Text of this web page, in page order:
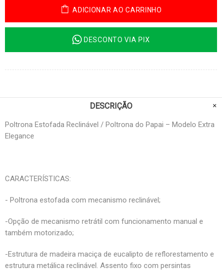
ADICIONAR AO CARRINHO
DESCONTO VIA PIX
DESCRIÇÃO
Poltrona Estofada Reclinável / Poltrona do Papai – Modelo Extra
Elegance
CARACTERÍSTICAS:
- Poltrona estofada com mecanismo reclinável;
-Opção de mecanismo retrátil com funcionamento manual e
também motorizado;
-Estrutura de madeira maciça de eucalipto de reflorestamento e
estrutura metálica reclinável. Assento fixo com persintas